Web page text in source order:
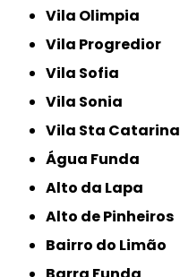
Vila Olimpia
Vila Progredior
Vila Sofia
Vila Sonia
Vila Sta Catarina
Água Funda
Alto da Lapa
Alto de Pinheiros
Bairro do Limão